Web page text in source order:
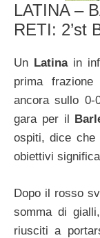
LATINA –
RETI: 2’st
Un Latinain
prima
ancora sullo
gara per il
ospiti, dice che
obiettivi
Dopo il rosso
somma di
riusciti a